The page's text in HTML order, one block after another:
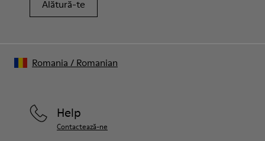
Alătură-te
Help
Contactează-ne
Romania / Romanian